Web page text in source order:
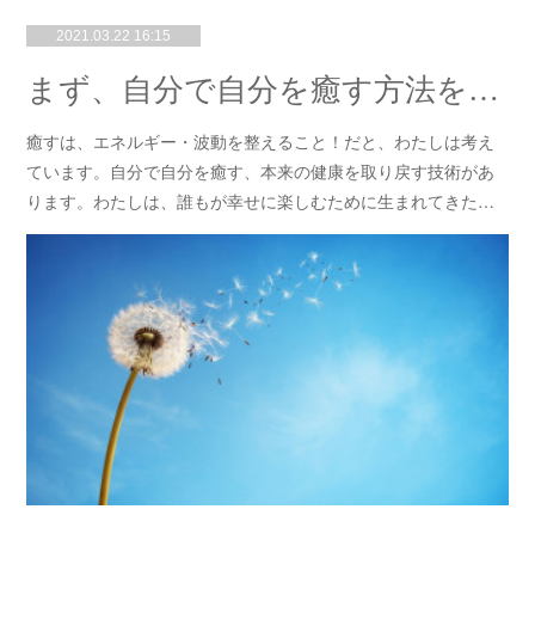
2021.03.22 16:15
まず、自分で自分を癒す方法を知りたい方へ、そして、周りの方を応援したい方へ
癒すは、エネルギー・波動を整えること！だと、わたしは考え
ています。自分で自分を癒す、本来の健康を取り戻す技術があ
ります。わたしは、誰もが幸せに楽しむために生まれてきた…